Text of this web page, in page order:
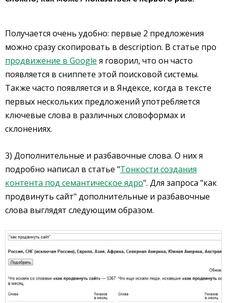
Получается очень удобно: первые 2 предложения
можно сразу скопировать в description. В статье про
продвижение в Google я говорил, что он часто
появляется в сниппете этой поисковой системы.
Также часто появляется и в Яндексе, когда в тексте
первых нескольких предложений употребляется
ключевые слова в различных словоформах и
склонениях.
3) Дополнительные и разбавочные слова. О них я
подробно написал в статье "Тонкости создания
контента под семантическое ядро". Для запроса "как
продвинуть сайт" дополнительные и разбавочные
слова выглядят следующим образом.